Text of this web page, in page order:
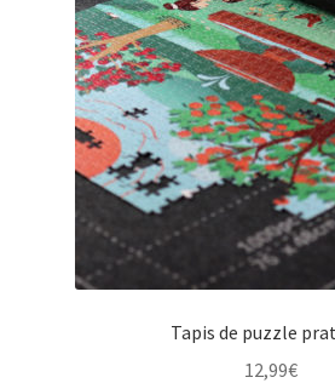
Tapis de puzzle
12,99€